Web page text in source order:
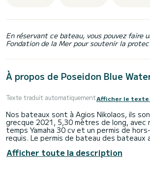
En réservant ce bateau, vous pouvez faire
Fondation de la Mer pour soutenir la
À propos de Poseidon Blue
Texte traduit automatiquementAfficher le texte
Nos bateaux sont à Agios Nikolaos, ils
grecque 2021, 5,30 mètres de long, avec
temps Yamaha 30 cv et un permis de
requis. Le permis de bateau des bateaux
catégorie. Ils sont hautement sécurisés
toutes les conditions météorologiques.
Afficher toute la description